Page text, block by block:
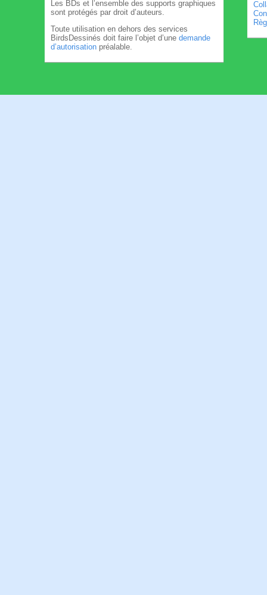
Les BDs et l’ensemble des supports graphiques
sont protégés par droit d’auteurs.
Toute utilisation en dehors des services
BirdsDessinés doit faire l’objet d’une demande
d’autorisation préalable.